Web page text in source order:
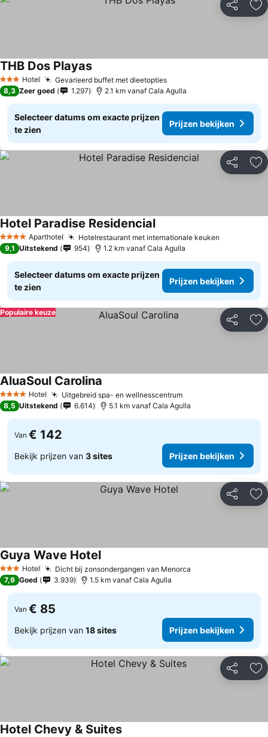
Delen
3 SterrenHotel Gevarieerd buffet met dieetopties
THB Dos Playas
8,3 Zeer goed 1.297 2.1 km vanaf Cala Agulla
Selecteer datums om exacte prijzen
te zien
Prijzen bekijken
Delen
4 SterrenAparthotel Hotelrestaurant met internationale keuken
Hotel Paradise Residencial
9,1 Uitstekend 954 1.2 km vanaf Cala Agulla
Selecteer datums om exacte prijzen
te zien
Prijzen bekijken
Delen
Populaire keuze
4 SterrenHotel Uitgebreid spa- en wellnesscentrum
AluaSoul Carolina
8,5 Uitstekend 6.614 5.1 km vanaf Cala Agulla
Van € 142
Bekijk prijzen van 3 sites Prijzen bekijken
Delen
3 SterrenHotel Dicht bij zonsondergangen van Menorca
Guya Wave Hotel
7,9 Goed 3.939 1.5 km vanaf Cala Agulla
Van € 85
Bekijk prijzen van 18 sites Prijzen bekijken
Delen
Hotel Chevy & Suites